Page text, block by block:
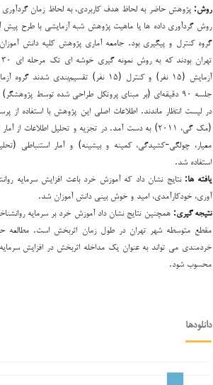
روش: پژوهش حاضر به لحاظ هدف کاربردی، به لحاظ زمان
روش گردآوری داده ها یا ماهیت پژوهش شبه آزمایشی با طرح پیش
گروه کنترل و پیگیری بود. جامعه آماری پژوهش کلیه دانش
جلسه ۹۰ دقیقه‌ای (بر مبنای پروتکل طراحی شده توسط
در لیست انتظار ماندند. اطلاعات اصلی این پژوهش با استفاده از
(مک گی، ۲۰۱۱) به دست آمد. در تجزیه و تحلیل اطلاعات از
معیار، چولگی-کشیدگی، کمینه و بیشینه) و آمار استنباطی
استفاده شد.
یافته ها: نتایج نشان داد که آموزش خرد باعث افزایش سرمایه
آوری، خودکارآمدی، امید و خوش بینی دانش آموزان شد.
نتیجه گیری: همچنین نتایج نشان داد آموزش خرد بر سرمایه
مقطع متوسطه شهر تهران در طول زمان اثربخش است. مطالعه
خردمندی می تواند به عنوان یک مداخله اثربخش در افزایش سرمایه
محسوب شود.
دانلودها